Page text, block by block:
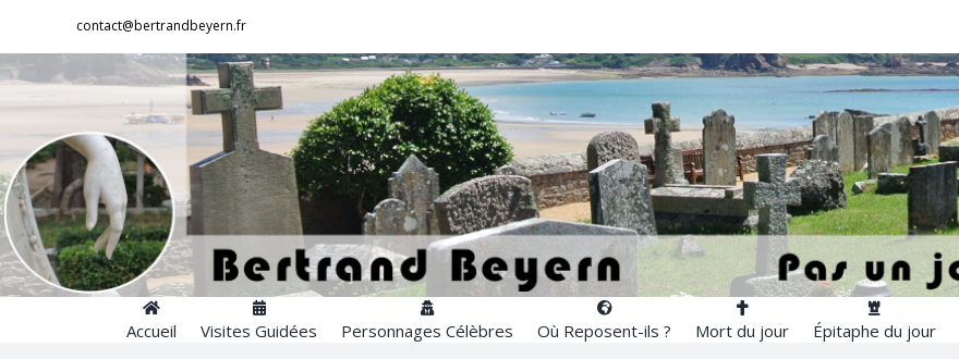
contenu
contact@bertrandbeyern.fr
Accueil Visites Guidées Personnages Célèbres Où Reposent-ils ? Mort du jour Épitaphe du jour